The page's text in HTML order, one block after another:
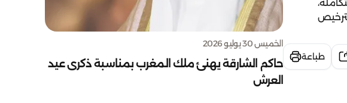
طباعة
الخميس 30 يوليو 2026
حاكم الشارقة يهنئ ملك المغرب بمناسبة ذكرى عيد
العرش